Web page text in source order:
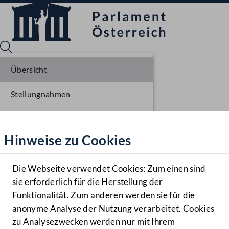
Hilfe
Benutzer
Navigationsmenü öffnen
MENÜ
Hinweise zu Cookies
Die Webseite verwendet Cookies: Zum einen sind
sie erforderlich für die Herstellung der
Funktionalität. Zum anderen werden sie für die
anonyme Analyse der Nutzung verarbeitet. Cookies
zu Analysezwecken werden nur mit Ihrem
Übersicht
Stellungnahmen